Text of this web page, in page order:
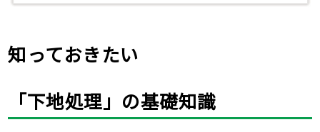
知っておきたい
「下地処理」の基礎知識